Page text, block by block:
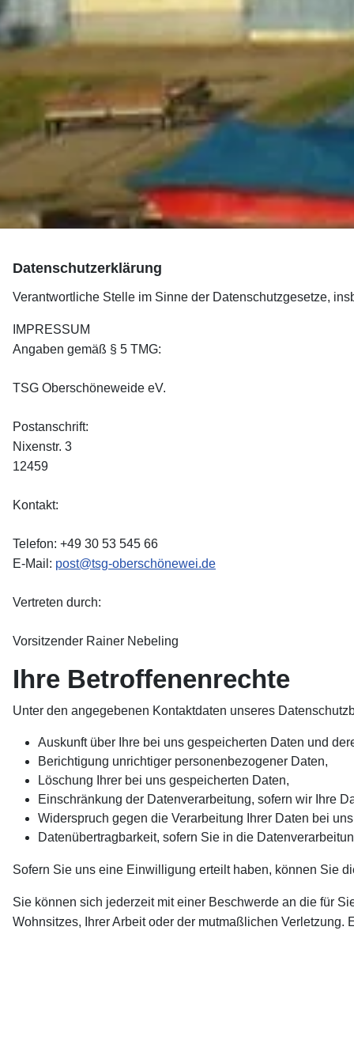
Datenschutzerklärung
Verantwortliche Stelle im Sinne der Datenschutzgesetze,
IMPRESSUM
Angaben gemäß § 5 TMG:
TSG Oberschöneweide eV.
Postanschrift:
Nixenstr. 3
12459
Kontakt:
Telefon: +49 30 53 545 66
E-Mail: post@tsg-oberschönewei.de
Vertreten durch:
Vorsitzender Rainer Nebeling
Ihre Betroffenenrechte
Unter den angegebenen Kontaktdaten unseres
Auskunft über Ihre bei uns gespeicherten Daten und
Berichtigung unrichtiger personenbezogener Daten,
Löschung Ihrer bei uns gespeicherten Daten,
Einschränkung der Datenverarbeitung, sofern wir Ihre
Widerspruch gegen die Verarbeitung Ihrer Daten bei
Datenübertragbarkeit, sofern Sie in die
Sofern Sie uns eine Einwilligung erteilt haben, können Sie
Sie können sich jederzeit mit einer Beschwerde an die für
Wohnsitzes, Ihrer Arbeit oder der mutmaßlichen